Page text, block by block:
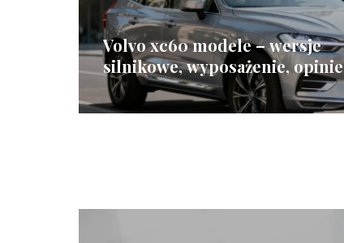
Volvo xc60 modele – wersje
silnikowe, wyposażenie, opinie